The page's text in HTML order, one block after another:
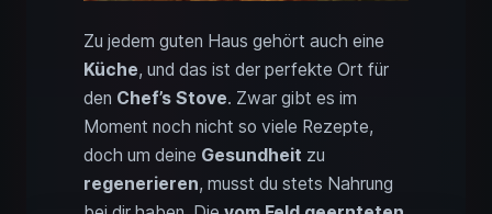
Zu jedem guten Haus gehört auch eine
Küche, und das ist der perfekte Ort für
den Chef’s Stove. Zwar gibt es im
Moment noch nicht so viele Rezepte,
doch um deine Gesundheit zu
regenerieren, musst du stets Nahrung